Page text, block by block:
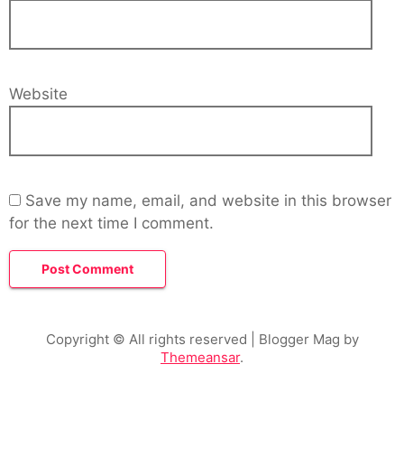
Website
Save my name, email, and website in this browser
for the next time I comment.
Copyright © All rights reserved | Blogger Mag by
Themeansar.